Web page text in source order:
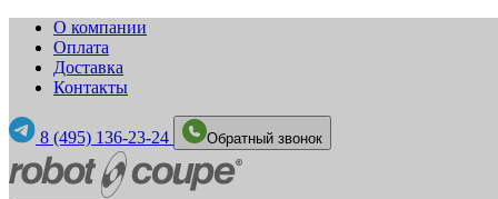
О компании
Оплата
Доставка
Контакты
8 (495) 136-23-24 Обратный звонок